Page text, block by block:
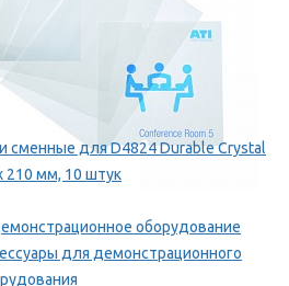
сменные для D4824 Durable Crystal
210 мм, 10 штук
оборудование
для демонстрационного